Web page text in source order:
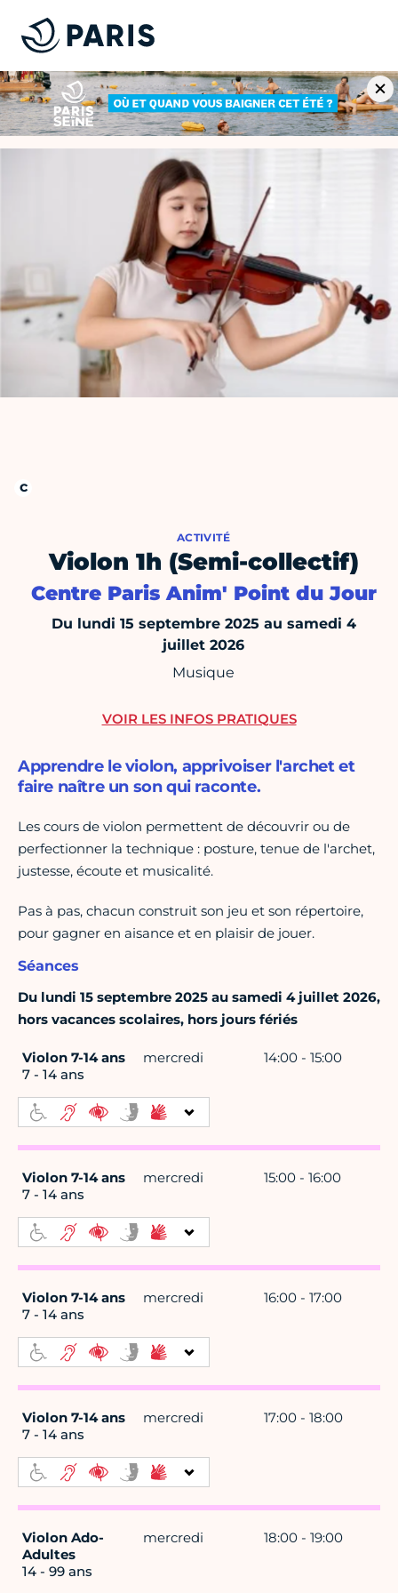
ACTIVITÉ
Violon 1h (Semi-collectif)
Centre Paris Anim' Point du Jour
Du lundi 15 septembre 2025 au samedi 4
juillet 2026
Musique
Apprendre le violon, apprivoiser l'archet et
faire naître un son qui raconte.
Les cours de violon permettent de découvrir ou de
perfectionner la technique : posture, tenue de l'archet,
justesse, écoute et musicalité.
Pas à pas, chacun construit son jeu et son répertoire,
pour gagner en aisance et en plaisir de jouer.
Séances
Du lundi 15 septembre 2025 au samedi 4 juillet 2026,
hors vacances scolaires, hors jours fériés
Violon 7-14 ans
7 - 14 ans
mercredi 14:00 - 15:00
Violon 7-14 ans
7 - 14 ans
mercredi 15:00 - 16:00
Violon 7-14 ans
7 - 14 ans
mercredi 16:00 - 17:00
Violon 7-14 ans
7 - 14 ans
mercredi 17:00 - 18:00
Violon Ado-
Adultes
14 - 99 ans
mercredi 18:00 - 19:00
VOIR LES INFOS PRATIQUES